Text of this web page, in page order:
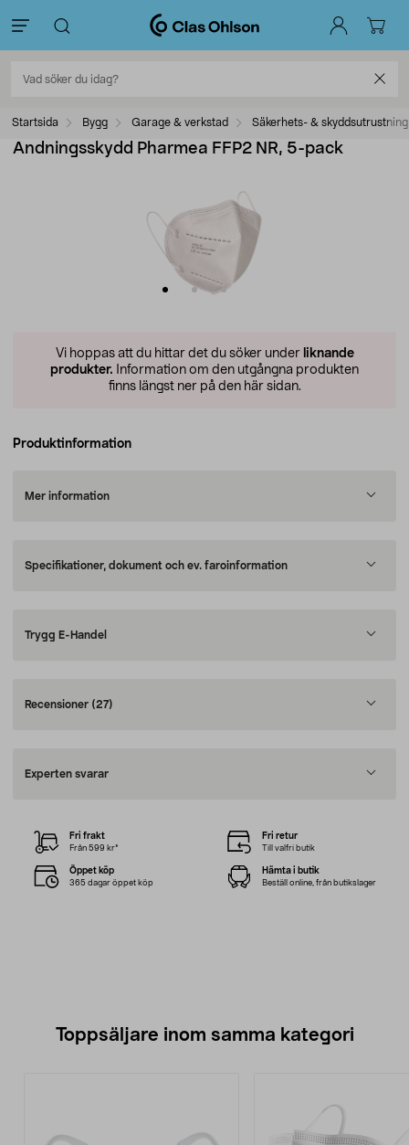
Startsida Bygg Garage & verkstad Säkerhets- & skyddsutrustning
Andningsskydd Pharmea FFP2 NR, 5-pack
Vi hoppas att du hittar det du söker under liknande
produkter. Information om den utgångna produkten
finns längst ner på den här sidan.
Produktinformation
Mer information
Specifikationer, dokument och ev. faroinformation
Trygg E-Handel
Recensioner (27)
Experten svarar
Fri frakt
Från 599 kr*
Fri retur
Till valfri butik
Öppet köp
365 dagar öppet köp
Hämta i butik
Beställ online, från butikslager
Toppsäljare inom samma kategori